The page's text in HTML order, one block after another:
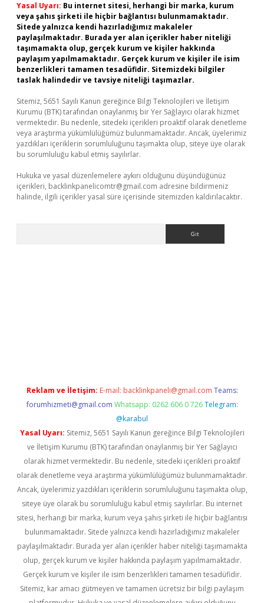
Yasal Uyarı: Bu internet sitesi, herhangi bir marka, kurum
veya şahıs şirketi ile hiçbir bağlantısı bulunmamaktadır.
Sitede yalnızca kendi hazırladığımız makaleler
paylaşılmaktadır. Burada yer alan içerikler haber niteliği
taşımamakta olup, gerçek kurum ve kişiler hakkında
paylaşım yapılmamaktadır. Gerçek kurum ve kişiler ile isim
benzerlikleri tamamen tesadüfidir. Sitemizdeki bilgiler
taslak halindedir ve tavsiye niteliği taşımazlar.
Sitemiz, 5651 Sayılı Kanun gereğince Bilgi Teknolojileri ve İletişim
Kurumu (BTK) tarafından onaylanmış bir Yer Sağlayıcı olarak hizmet
vermektedir. Bu nedenle, sitedeki içerikleri proaktif olarak denetleme
veya araştırma yükümlülüğümüz bulunmamaktadır. Ancak, üyelerimiz
yazdıkları içeriklerin sorumluluğunu taşımakta olup, siteye üye olarak
bu sorumluluğu kabul etmiş sayılırlar.
Hukuka ve yasal düzenlemelere aykırı olduğunu düşündüğünüz
içerikleri, backlinkpanelicomtr@gmail.com adresine bildirmeniz
halinde, ilgili içerikler yasal süre içerisinde sitemizden kaldırılacaktır.
Reklam ve İletişim: E-mail: backlinkpaneli@gmail.com Teams:
forumhizmeti@gmail.com Whatsapp: 0262 606 0 726 Telegram:
@karabul
Yasal Uyarı: Sitemiz, 5651 Sayılı Kanun gereğince Bilgi Teknolojileri
ve İletişim Kurumu (BTK) tarafından onaylanmış bir Yer Sağlayıcı
olarak hizmet vermektedir. Bu nedenle, sitedeki içerikleri proaktif
olarak denetleme veya araştırma yükümlülüğümüz bulunmamaktadır.
Ancak, üyelerimiz yazdıkları içeriklerin sorumluluğunu taşımakta olup,
siteye üye olarak bu sorumluluğu kabul etmiş sayılırlar. Bu internet
sitesi, herhangi bir marka, kurum veya şahıs şirketi ile hiçbir bağlantısı
bulunmamaktadır. Sitede yalnızca kendi hazırladığımız makaleler
paylaşılmaktadır. Burada yer alan içerikler haber niteliği taşımamakta
olup, gerçek kurum ve kişiler hakkında paylaşım yapılmamaktadır.
Gerçek kurum ve kişiler ile isim benzerlikleri tamamen tesadüfidir.
Sitemiz, kar amacı gütmeyen ve tamamen ücretsiz bir bilgi paylaşım